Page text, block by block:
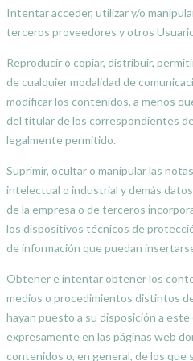
Intentar acceder, utilizar y/o
terceros proveedores y otros
Reproducir o copiar, distribuir,
de cualquier modalidad de
modificar los contenidos, a menos
del titular de los correspondientes
legalmente permitido.
Suprimir, ocultar o manipular las
intelectual o industrial y demás
de la empresa o de terceros
los dispositivos técnicos de
de información que puedan
Obtener e intentar obtener los
medios o procedimientos distintos
hayan puesto a su disposición a
expresamente en las páginas web
contenidos o, en general, de los que